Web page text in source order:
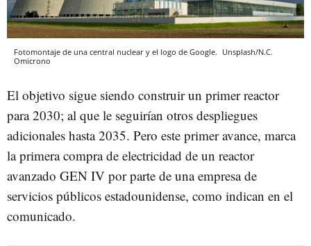
Fotomontaje de una central nuclear y el logo de Google. Unsplash/N.C.
Omicrono
El objetivo sigue siendo construir un primer reactor
para 2030; al que le seguirían otros despliegues
adicionales hasta 2035. Pero este primer avance, marca
la primera compra de electricidad de un reactor
avanzado GEN IV por parte de una empresa de
servicios públicos estadounidense, como indican en el
comunicado.